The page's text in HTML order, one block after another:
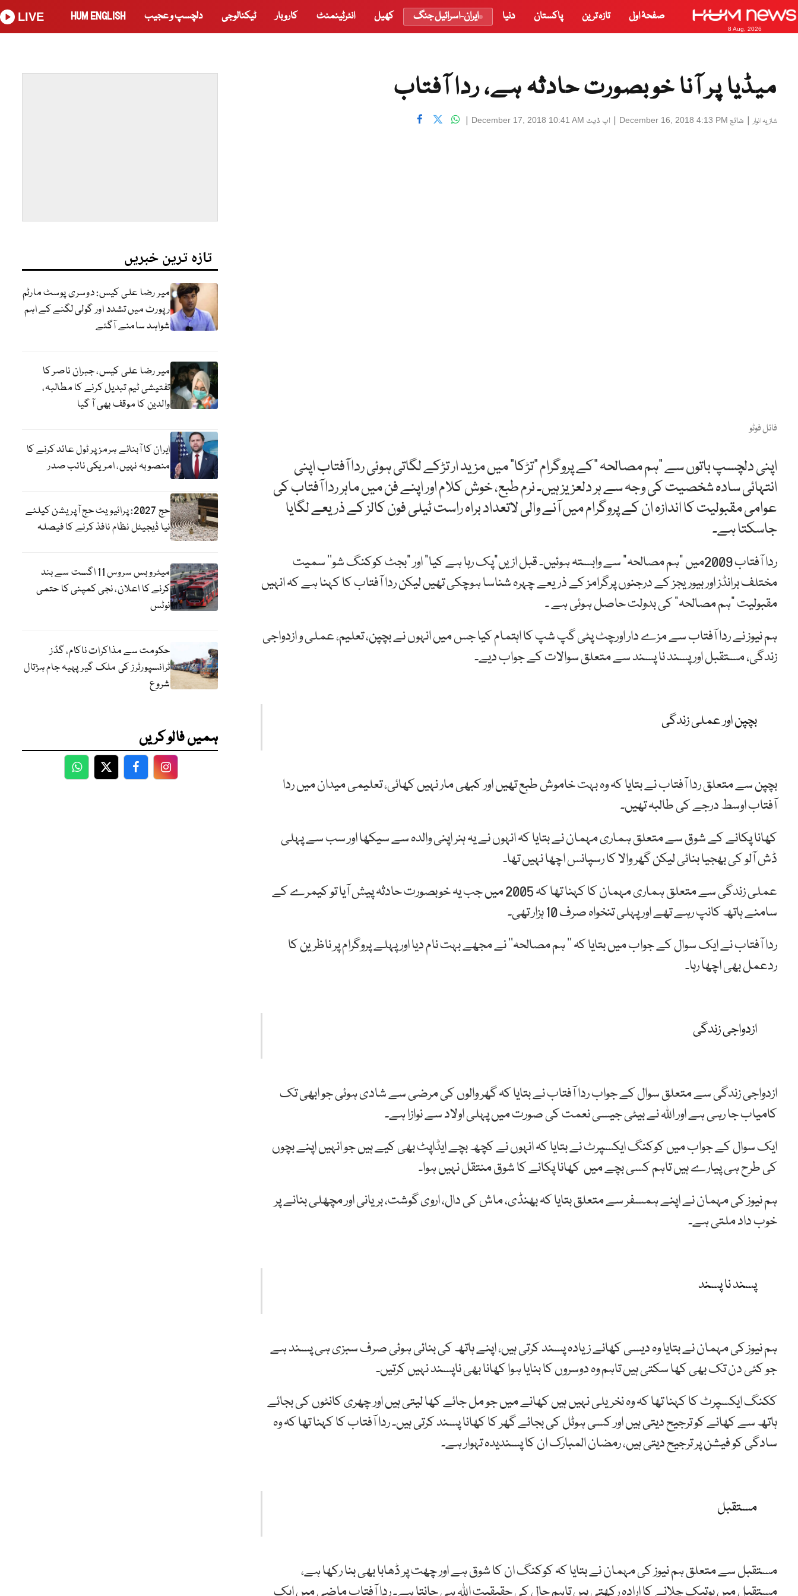
8 Aug, 2026
صفحۂ اول تازہ ترین پاکستان دنیا ایران-اسرائیل جنگ کھیل انٹرٹینمنٹ کاروبار ٹیکنالوجی دلچسپ و عجیب HUM ENGLISH
LIVE
میڈیا پر آنا خوبصورت حادثہ ہے، ردا آفتاب
شازیہ انوار| شائع December 16, 2018 4:13 PM
| اپ ڈیٹ December 17, 2018 10:41 AM
|
فائل فوٹو
اپنی دلچسپ باتوں سے ”ہم مصالحہ “کے پروگرام ”تڑکا“ میں مزید ار تڑکے لگاتی ہوئی ردا آفتاب اپنی
انتہائی سادہ شخصیت کی وجہ سے ہر دلعزیز ہیں۔ نرم طبع، خوش کلام اور اپنے فن میں ماہر ردا آفتاب کی
عوامی مقبولیت کا اندازہ ان کے پروگرام میں آنے والی لاتعداد براہ راست ٹیلی فون کالز کے ذریعے لگایا
جاسکتا ہے۔
ردا آفتاب 2009میں ”ہم مصالحہ“ سے وابستہ ہوئیں۔ قبل ازیں”پک رہا ہے کیا“ اور ”بجٹ کوکنگ شو‘‘ سمیت
مختلف برانڈز اور بیوریجز کے درجنوں پرگرامز کے ذریعے چہرہ شناسا ہوچکی تھیں لیکن ردا آفتاب کا کہنا ہے کہ انہیں
مقبولیت ”ہم مصالحہ“ کی بدولت حاصل ہوئی ہے ۔
ہم نیوز نے ردا آفتاب سے مزے دار اورچٹ پٹی گپ شپ کا اہتمام کیا جس میں انہوں نے بچپن، تعلیم، عملی و ازدواجی
زندگی، مستقبل اور پسند نا پسند سے متعلق سوالات کے جواب دیے۔
بچپن اور عملی زندگی
بچپن سے متعلق ردا آفتاب نے بتایا کہ وہ بہت خاموش طبع تھیں اور کبھی مار نہیں کھائی، تعلیمی میدان میں ردا
آفتاب اوسط درجے کی طالبہ تھیں۔
کھانا پکانے کے شوق سے متعلق ہماری مہمان نے بتایا کہ انہوں نے یہ ہنر اپنی والدہ سے سیکھا اور سب سے پہلی
ڈش آلو کی بھجیا بنائی لیکن گھر والا کا رسپانس اچھا نہیں تھا۔
عملی زندگی سے متعلق ہماری مہمان کا کہنا تھا کہ 2005 میں جب یہ خوبصورت حادثہ پیش آیا تو کیمرے کے
سامنے ہاتھ کانپ رہے تھے اور پہلی تنخواہ صرف 10 ہزار تھی۔
ردا آفتاب نے ایک سوال کے جواب میں بتایا کہ ’’ ہم مصالحہ‘‘ نے مجھے بہت نام دیا اور پہلے پروگرام پر ناظرین کا
ردعمل بھی اچھا رہا۔
ازدواجی زندگی
ازدواجی زندگی سے متعلق سوال کے جواب ردا آفتاب نے بتایا کہ گھر والوں کی مرضی سے شادی ہوئی جو ابھی تک
کامیاب جا رہی ہے اور اللہ نے بیٹی جیسی نعمت کی صورت میں پہلی اولاد سے نوازا ہے۔
ایک سوال کے جواب میں کوکنگ ایکسپرٹ نے بتایا کہ انہوں نے کچھ بچے ایڈاپٹ بھی کیے ہیں جو انہیں اپنے بچوں
کی طرح ہی پیارے ہیں تاہم کسی بچے میں کھانا پکانے کا شوق منتقل نہیں ہوا۔
ہم نیوز کی مہمان نے اپنے ہمسفر سے متعلق بتایا کہ بھنڈی، ماش کی دال، اروی گوشت، بریانی اور مچھلی بنانے پر
خوب داد ملتی ہے۔
پسند نا پسند
ہم نیوز کی مہمان نے بتایا وہ دیسی کھانے زیادہ پسند کرتی ہیں، اپنے ہاتھ کی بنائی ہوئی صرف سبزی ہی پسند ہے
جو کئی دن تک بھی کھا سکتی ہیں تاہم وہ دوسروں کا بنایا ہوا کھانا بھی ناپسند نہیں کرتیں۔
ککنگ ایکسپرٹ کا کہنا تھا کہ وہ نخریلی نہیں ہیں کھانے میں جو مل جائے کھا لیتی ہیں اور چھری کانٹوں کی بجائے
ہاتھ سے کھانے کو ترجیح دیتی ہیں اور کسی ہوٹل کی بجائے گھر کا کھانا پسند کرتی ہیں۔ ردا آفتاب کا کہنا تھا کہ وہ
سادگی کو فیشن پر ترجیح دیتی ہیں، رمضان المبارک ان کا پسندیدہ تہوار ہے۔
مستقبل
مستقبل سے متعلق ہم نیوز کی مہمان نے بتایا کہ کوکنگ ان کا شوق ہے اور چھت پر ڈھابا بھی بنا رکھا ہے،
تازہ ترین خبریں
میر رضا علی کیس: دوسری پوسٹ مارٹم
رپورٹ میں تشدد اور گولی لگنے کے اہم
شواہد سامنے آگئے
میر رضا علی کیس، جبران ناصر کا
تفتیشی ٹیم تبدیل کرنے کا مطالبہ،
والدین کا موقف بھی آ گیا
ایران کا آبنائے ہرمز پر ٹول عائد کرنے کا
منصوبہ نہیں، امریکی نائب صدر
حج 2027: پرائیویٹ حج آپریشن کیلئے
نیا ڈیجیٹل نظام نافذ کرنے کا فیصلہ
میٹرو بس سروس 11 اگست سے بند
کرنے کا اعلان، نجی کمپنی کا حتمی
نوٹس
حکومت سے مذاکرات ناکام، گڈز
ٹرانسپورٹرز کی ملک گیر پہیہ جام ہڑتال
شروع
ہمیں فالو کریں
WhatsApp
TwitterFacebookFacebook